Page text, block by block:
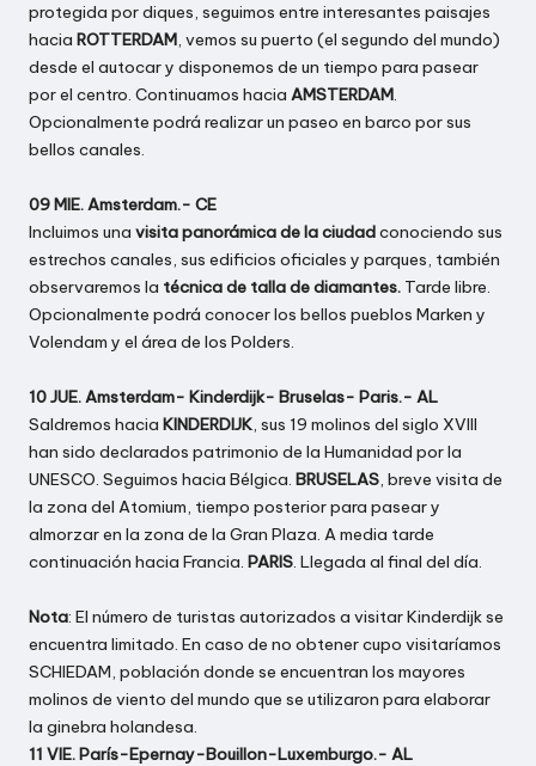
protegida por diques, seguimos entre interesantes paisajes
hacia ROTTERDAM, vemos su puerto (el segundo del mundo)
desde el autocar y disponemos de un tiempo para pasear
por el centro. Continuamos hacia AMSTERDAM.
Opcionalmente podrá realizar un paseo en barco por sus
bellos canales.
09 MIE. Amsterdam.- CE
Incluimos una visita panorámica de la ciudadconociendo sus
estrechos canales, sus edificios oficiales y parques, también
observaremos la técnica de talla de diamantes. Tarde libre.
Opcionalmente podrá conocer los bellos pueblos Marken y
Volendam y el área de los Polders.
10 JUE. Amsterdam- Kinderdijk- Bruselas- Paris.- AL
Saldremos hacia KINDERDIJK, sus 19 molinos del siglo XVIII
han sido declarados patrimonio de la Humanidad por la
UNESCO. Seguimos hacia Bélgica. BRUSELAS, breve visita de
la zona del Atomium, tiempo posterior para pasear y
almorzar en la zona de la Gran Plaza. A media tarde
continuación hacia Francia. PARIS. Llegada al final del día.
Nota: El número de turistas autorizados a visitar Kinderdijk se
encuentra limitado. En caso de no obtener cupo visitaríamos
SCHIEDAM, población donde se encuentran los mayores
molinos de viento del mundo que se utilizaron para elaborar
la ginebra holandesa.
11 VIE. París-Epernay-Bouillon-Luxemburgo.- AL